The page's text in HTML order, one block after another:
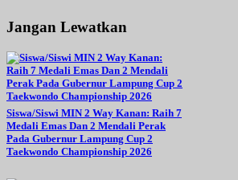
Jangan Lewatkan
Siswa/Siswi MIN 2 Way Kanan: Raih 7
Medali Emas Dan 2 Mendali Perak
Pada Gubernur Lampung Cup 2
Taekwondo Championship 2026